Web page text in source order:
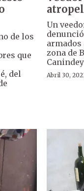
de los
que
del
Un
zona de
Abril 30,